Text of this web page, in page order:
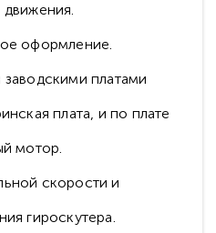
оформление.
платами
плата, и по плате
мотор.
скорости и
гироскутера.